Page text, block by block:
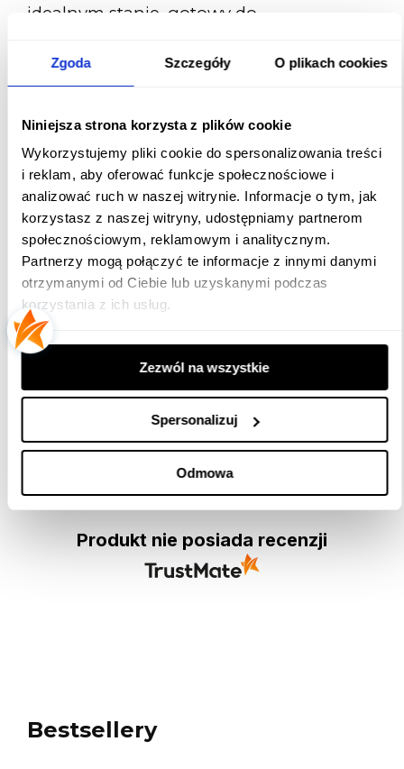
Zgoda Szczegóły O plikach cookies
Niniejsza strona korzysta z plików cookie
Wykorzystujemy pliki cookie do spersonalizowania treści
i reklam, aby oferować funkcje społecznościowe i
analizować ruch w naszej witrynie. Informacje o tym, jak
korzystasz z naszej witryny, udostępniamy partnerom
społecznościowym, reklamowym i analitycznym.
Partnerzy mogą połączyć te informacje z innymi danymi
otrzymanymi od Ciebie lub uzyskanymi podczas
korzystania z ich usług.
Zezwól na wszystkie
Spersonalizuj
Odmowa
idealnym stanie, gotowy do
święta.
Naszechoinki sztuczne
w Polsce, co gwarantuje wysoką jakość
oraz dbałość o każdy szczegół.
Wybierając nasze produkty, wspierasz
krajowy przemysł i masz pewność, że
choinka została wykonana z najlepszych
materiałów.
Dane techniczne
Wysokość choinki
Opinie
Produkt nie posiada recenzji
Bestsellery